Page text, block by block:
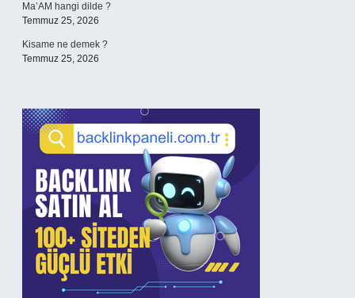
Ma’AM hangi dilde ?
Temmuz 25, 2026
Kisame ne demek ?
Temmuz 25, 2026